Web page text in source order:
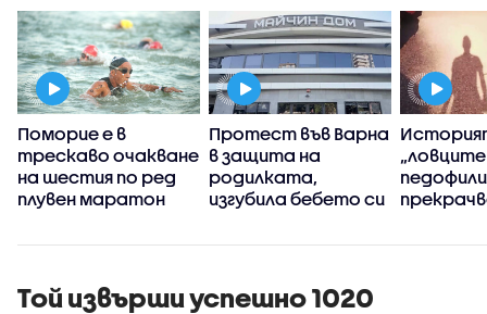
Поморие е в
трескаво очакване
на шестия по ред
плувен маратон
Протест във Варна
в защита на
родилката,
изгубила бебето си
раждането
Той извърши успешно 1020